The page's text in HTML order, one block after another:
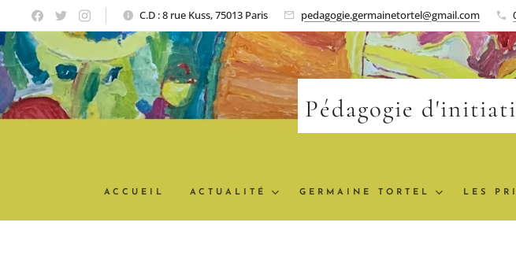
C.D : 8 rue Kuss, 75013 Paris pedagogie.germainetortel@gmail.com
Pédagogie
ACCUEIL ACTUALITÉ GERMAINE TORTEL LES